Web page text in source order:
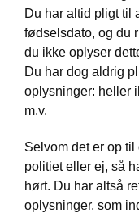
Du har altid pligt til
fødselsdato, og du
du ikke oplyser
Du har dog aldrig
oplysninger: heller
m.v.
Selvom det er op til
politiet eller ej, så
hørt. Du har altså
oplysninger, som